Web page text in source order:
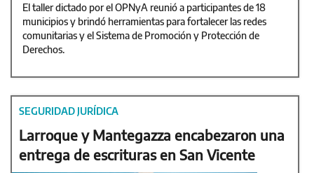
El taller dictado por el OPNyA reunió a participantes de 18
municipios y brindó herramientas para fortalecer las redes
comunitarias y el Sistema de Promoción y Protección de
Derechos.
SEGURIDAD JURÍDICA
Larroque y Mantegazza encabezaron una
entrega de escrituras en San Vicente